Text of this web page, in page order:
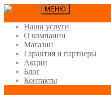
МЕНЮ
Наши услуги
О компании
Магазин
Гарантия и партнеры
Акции
Блог
Контакты